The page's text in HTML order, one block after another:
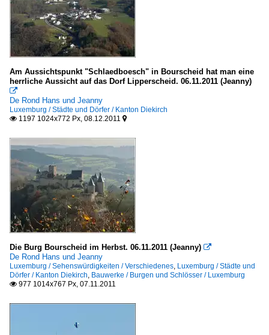
Am Aussichtspunkt "Schlaedboesch" in Bourscheid hat man eine
herrliche Aussicht auf das Dorf Lipperscheid. 06.11.2011 (Jeanny)

De Rond Hans und Jeanny
Luxemburg / Städte und Dörfer / Kanton Diekirch
 1197 1024x772 Px, 08.12.2011 
Die Burg Bourscheid im Herbst. 06.11.2011 (Jeanny) 
De Rond Hans und Jeanny
Luxemburg / Sehenswürdigkeiten / Verschiedenes Luxemburg / Städte und
Dörfer / Kanton Diekirch Bauwerke / Burgen und Schlösser / Luxemburg
 977 1014x767 Px, 07.11.2011